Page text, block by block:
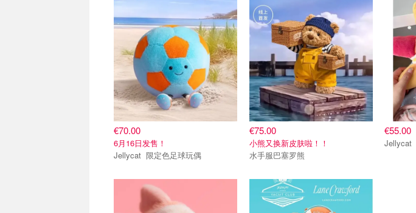
€70.00
6月16日发售！
Jellycat 限定色足球玩偶
€75.00
小熊又换新皮肤啦！！
水手服巴塞罗熊
€55.00